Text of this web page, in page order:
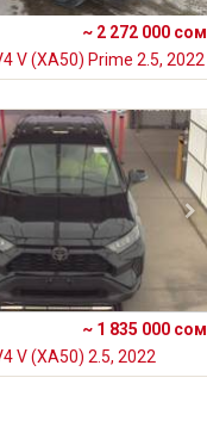
~ 2 272 000 сом
V (XA50) Prime 2.5, 2022
~ 1 835 000 сом
V (XA50) 2.5, 2022